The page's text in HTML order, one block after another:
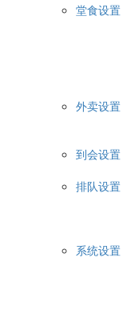
堂食设置
外卖设置
到会设置
排队设置
系统设置